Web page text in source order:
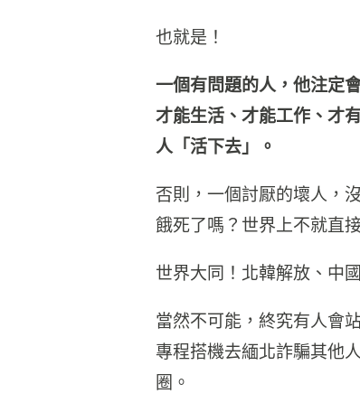
也就是！
一個有問題的人，他注定
才能生活、才能工作、才
人「活下去」。
否則，一個討厭的壞人，
餓死了嗎？世界上不就直
世界大同！北韓解放、中
當然不可能，終究有人會
專程搭機去緬北詐騙其他
圈。